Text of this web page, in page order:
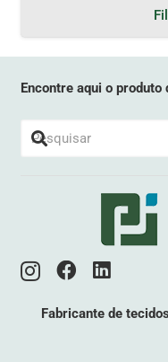
Encontre aqui o produto
Fabricante de